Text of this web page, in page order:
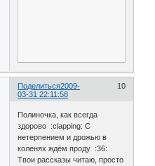
Поделиться 10
2009-
03-31 22:11:58
Полиночка, как всегда
здорово :clapping: С
нетерпением и дрожью в
коленях ждём проду :36:
Твои рассказы читаю, просто